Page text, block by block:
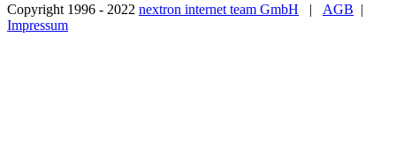
Copyright 1996 - 2022 nextron internet team GmbH | AGB |
Impressum